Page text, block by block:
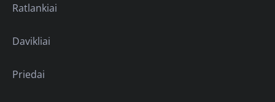
Ratlankiai
Davikliai
Priedai